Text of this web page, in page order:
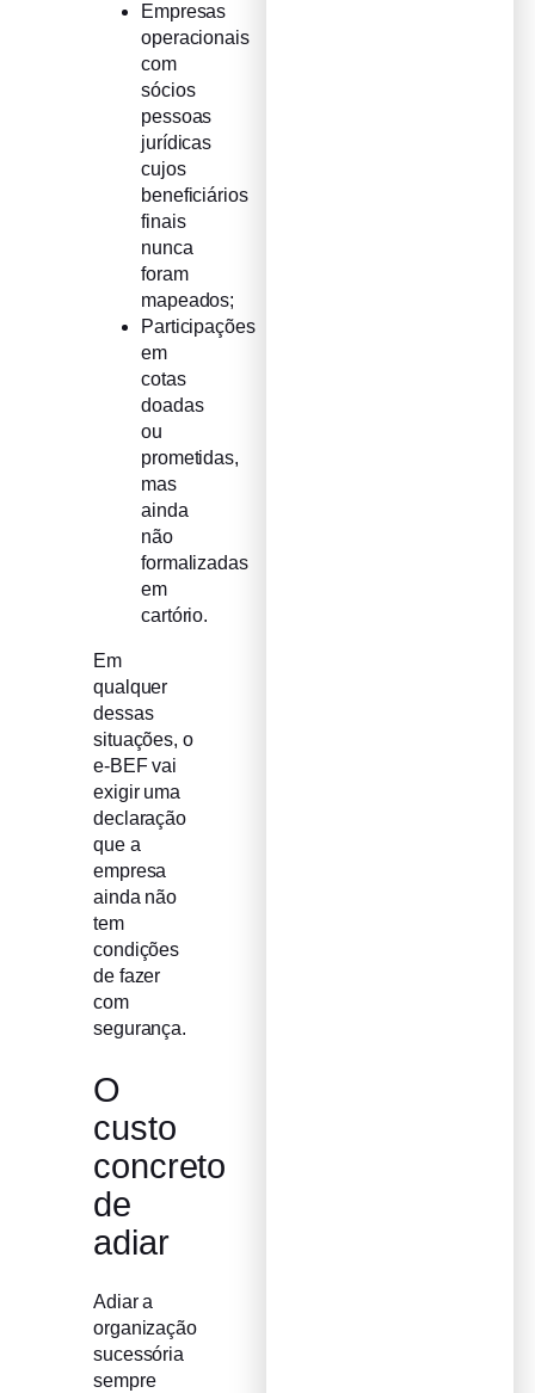
Empresas
operacionais
com
sócios
pessoas
jurídicas
cujos
beneficiários
finais
nunca
foram
mapeados;
Participações
em
cotas
doadas
ou
prometidas,
mas
ainda
não
formalizadas
em
cartório.
Em
qualquer
dessas
situações, o
e-BEF vai
exigir uma
declaração
que a
empresa
ainda não
tem
condições
de fazer
com
segurança.
O
custo
concreto
de
adiar
Adiar a
organização
sucessória
sempre